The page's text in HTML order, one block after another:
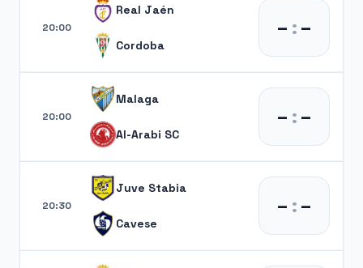
20:00
Real Jaén
Cordoba
– :–
20:00
Malaga
Al-Arabi SC
– :–
20:30
Juve Stabia
Cavese
– :–